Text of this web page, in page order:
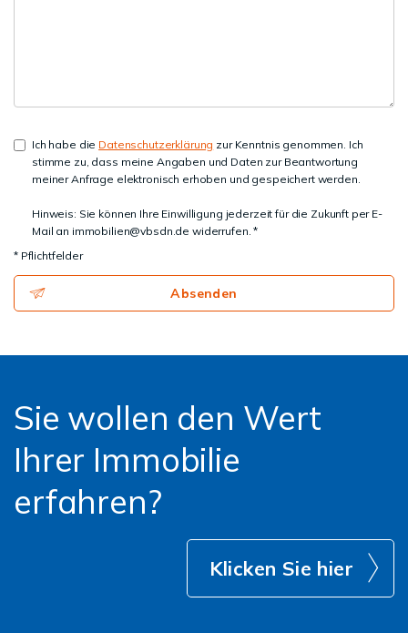
Ich habe die Datenschutzerklärung zur Kenntnis genommen. Ich
stimme zu, dass meine Angaben und Daten zur Beantwortung
meiner Anfrage elektronisch erhoben und gespeichert werden.
Hinweis: Sie können Ihre Einwilligung jederzeit für die Zukunft per E-
Mail an immobilien@vbsdn.de widerrufen. *
* Pflichtfelder
Absenden
Sie wollen den Wert
Ihrer Immobilie
erfahren?
Klicken Sie hier